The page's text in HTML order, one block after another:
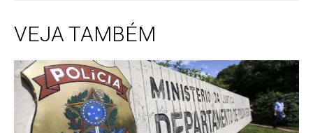
VEJA TAMBÉM